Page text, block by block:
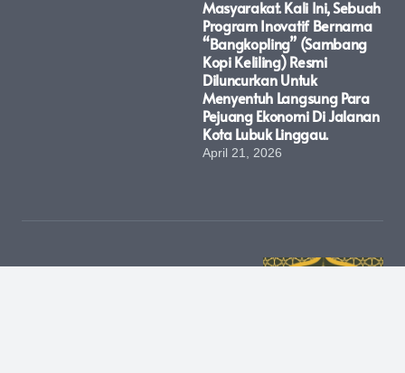
Masyarakat. Kali Ini, Sebuah
Program Inovatif Bernama
“Bangkopling” (Sambang
Kopi Keliling) Resmi
Diluncurkan Untuk
Menyentuh Langsung Para
Pejuang Ekonomi Di Jalanan
Kota Lubuk Linggau.
April 21, 2026